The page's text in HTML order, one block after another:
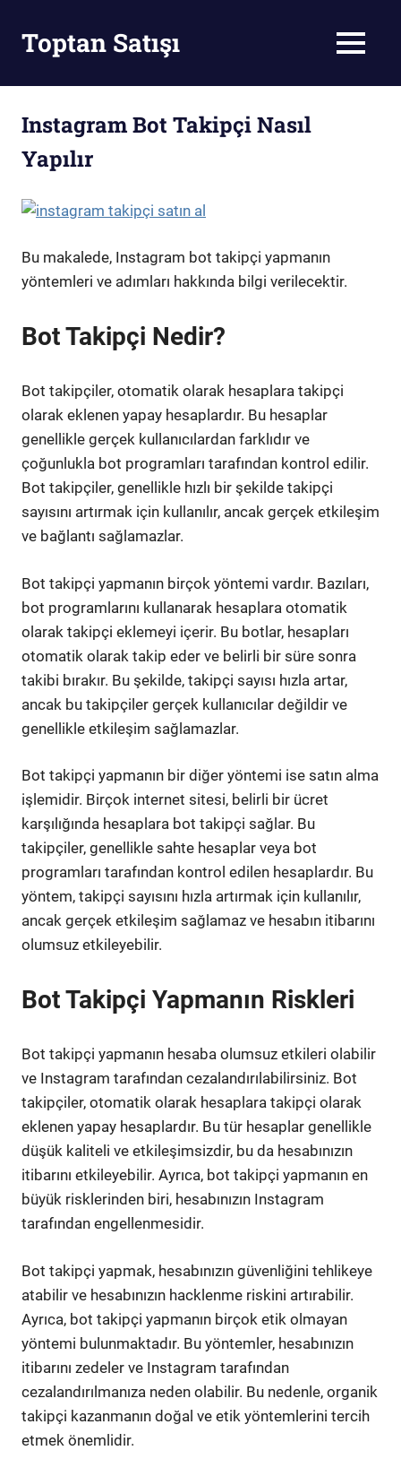
contentToptan Satışı MENU
Instagram Bot Takipçi Nasıl
Yapılır
Bu makalede, Instagram bot takipçi yapmanın
yöntemleri ve adımları hakkında bilgi verilecektir.
Bot Takipçi Nedir?
Bot takipçiler, otomatik olarak hesaplara takipçi
olarak eklenen yapay hesaplardır. Bu hesaplar
genellikle gerçek kullanıcılardan farklıdır ve
çoğunlukla bot programları tarafından kontrol edilir.
Bot takipçiler, genellikle hızlı bir şekilde takipçi
sayısını artırmak için kullanılır, ancak gerçek etkileşim
ve bağlantı sağlamazlar.
Bot takipçi yapmanın birçok yöntemi vardır. Bazıları,
bot programlarını kullanarak hesaplara otomatik
olarak takipçi eklemeyi içerir. Bu botlar, hesapları
otomatik olarak takip eder ve belirli bir süre sonra
takibi bırakır. Bu şekilde, takipçi sayısı hızla artar,
ancak bu takipçiler gerçek kullanıcılar değildir ve
genellikle etkileşim sağlamazlar.
Bot takipçi yapmanın bir diğer yöntemi ise satın alma
işlemidir. Birçok internet sitesi, belirli bir ücret
karşılığında hesaplara bot takipçi sağlar. Bu
takipçiler, genellikle sahte hesaplar veya bot
programları tarafından kontrol edilen hesaplardır. Bu
yöntem, takipçi sayısını hızla artırmak için kullanılır,
ancak gerçek etkileşim sağlamaz ve hesabın itibarını
olumsuz etkileyebilir.
Bot Takipçi Yapmanın Riskleri
Bot takipçi yapmanın hesaba olumsuz etkileri olabilir
ve Instagram tarafından cezalandırılabilirsiniz. Bot
takipçiler, otomatik olarak hesaplara takipçi olarak
eklenen yapay hesaplardır. Bu tür hesaplar genellikle
düşük kaliteli ve etkileşimsizdir, bu da hesabınızın
itibarını etkileyebilir. Ayrıca, bot takipçi yapmanın en
büyük risklerinden biri, hesabınızın Instagram
tarafından engellenmesidir.
Bot takipçi yapmak, hesabınızın güvenliğini tehlikeye
atabilir ve hesabınızın hacklenme riskini artırabilir.
Ayrıca, bot takipçi yapmanın birçok etik olmayan
yöntemi bulunmaktadır. Bu yöntemler, hesabınızın
itibarını zedeler ve Instagram tarafından
cezalandırılmanıza neden olabilir. Bu nedenle, organik
takipçi kazanmanın doğal ve etik yöntemlerini tercih
etmek önemlidir.